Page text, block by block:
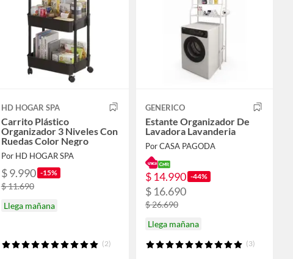
HD HOGAR SPA
Carrito Plástico
Organizador 3 Niveles Con
Ruedas Color Negro
Por HD HOGAR SPA
$ 9.990 -15%
$ 11.690
Llega mañana
(2)
GENERICO
Estante Organizador De
Lavadora Lavanderia
Por CASA PAGODA
$ 14.990 -44%
$ 16.690
$ 26.690
Llega mañana
(3)